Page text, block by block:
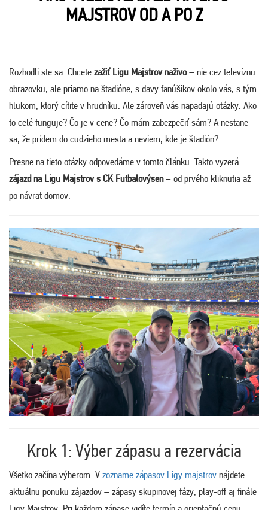
MAJSTROV OD A PO Z
Rozhodli ste sa. Chcete zažiť Ligu Majstrov naživo– nie cez televíznu
obrazovku, ale priamo na štadióne, s davy fanúšikov okolo vás, s tým
hlukom, ktorý cítite v hrudníku. Ale zároveň vás napadajú otázky. Ako
to celé funguje? Čo je v cene? Čo mám zabezpečiť sám? A nestane
sa, že prídem do cudzieho mesta a neviem, kde je štadión?
Presne na tieto otázky odpovedáme v tomto článku. Takto vyzerá
zájazd na Ligu Majstrov s CK Futbalovýsen– od prvého kliknutia až
po návrat domov.
Krok 1: Výber zápasu a rezervácia
Všetko začína výberom. V zozname zápasov Ligy majstrov nájdete
aktuálnu ponuku zájazdov – zápasy skupinovej fázy, play-off aj finále